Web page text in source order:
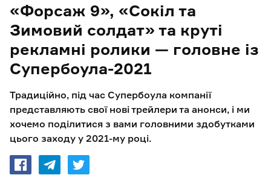
«Форсаж 9», «Сокіл та
Зимовий солдат» та круті
рекламні ролики — головне із
Супербоула-2021
Традиційно, під час Супербоула компанії
представляють свої нові трейлери та анонси, і ми
хочемо поділитися з вами головними здобутками
цього заходу у 2021-му році.